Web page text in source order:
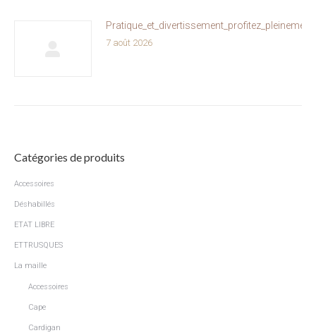
7 août 2026
Catégories de produits
Accessoires
Déshabillés
ETAT LIBRE
ETTRUSQUES
La maille
Accessoires
Cape
Cardigan